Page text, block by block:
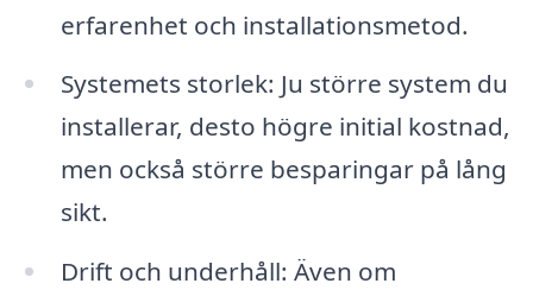
erfarenhet och installationsmetod.
Systemets storlek: Ju större system du
installerar, desto högre initial kostnad,
men också större besparingar på lång
sikt.
Drift och underhåll: Även om